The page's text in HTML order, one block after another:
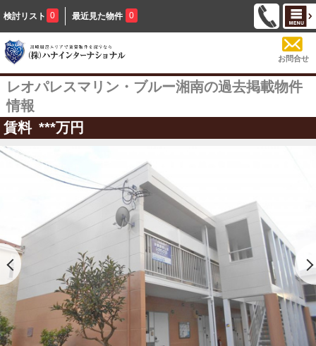
検討リスト 0 最近見た物件 0
お問合せ
レオパレスマリン・ブルー湘南の過去掲載物件
情報
賃料 ***万円